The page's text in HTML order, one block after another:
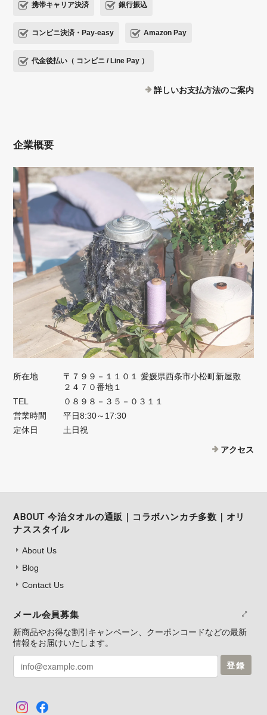
携帯キャリア決済 銀行振込
コンビニ決済・Pay-easy Amazon Pay
代金後払い（ コンビニ / Line Pay ）
詳しいお支払方法のご案内
企業概要
所在地
〒７９９－１１０１ 愛媛県西条市小松町新屋敷
２４７０番地１
TEL
０８９８－３５－０３１１
営業時間
平日8:30～17:30
定休日
土日祝
アクセス
ABOUT 今治タオルの通販｜コラボハンカチ多数｜オリ
ナススタイル
About Us
Blog
Contact Us
メール会員募集
新商品やお得な割引キャンペーン、クーポンコードなどの最新
情報をお届けいたします。
登録